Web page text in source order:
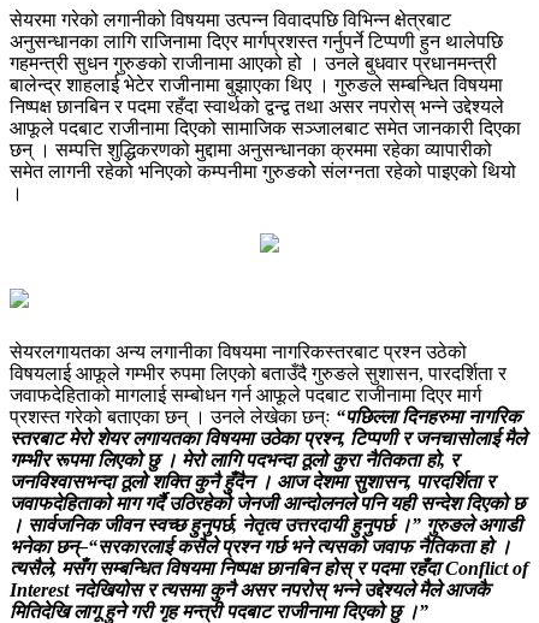
सेयरमा गरेको लगानीको विषयमा उत्पन्न विवादपछि विभिन्न क्षेत्रबाट
अनुसन्धानका लागि राजिनामा दिएर मार्गप्रशस्त गर्नुपर्ने टिप्पणी हुन थालेपछि
गहमन्त्री सुधन गुरुङको राजीनामा आएको हो । उनले बुधवार प्रधानमन्त्री
बालेन्द्र शाहलाई भेटेर राजीनामा बुझाएका थिए । गुरुङले सम्बन्धित विषयमा
निष्पक्ष छानबिन र पदमा रहँदा स्वार्थको द्वन्द्व तथा असर नपरोस् भन्ने उद्देश्यले
आफूले पदबाट राजीनामा दिएको सामाजिक सञ्जालबाट समेत जानकारी दिएका
छन् । सम्पत्ति शुद्धिकरणको मुद्दामा अनुसन्धानका क्रममा रहेका व्यापारीको
समेत लागनी रहेको भनिएको कम्पनीमा गुरुङकोे संलग्नता रहेको पाइएको थियो
।
सेयरलगायतका अन्य लगानीका विषयमा नागरिकस्तरबाट प्रश्न उठेको
विषयलाई आफूले गम्भीर रुपमा लिएको बताउँदै गुरुङले सुशासन, पारदर्शिता र
जवाफदेहिताको मागलाई सम्बोधन गर्न आफूले पदबाट राजीनामा दिएर मार्ग
प्रशस्त गरेको बताएका छन् । उनले लेखेका छन्ः “पछिल्ला दिनहरुमा नागरिक
स्तरबाट मेरो शेयर लगायतका विषयमा उठेका प्रश्न, टिप्पणी र जनचासोलाई मैले
गम्भीर रूपमा लिएको छु । मेरो लागि पदभन्दा ठूलो कुरा नैतिकता हो, र
जनविश्वासभन्दा ठूलो शक्ति कुनै हुँदैन । आज देशमा सुशासन, पारदर्शिता र
जवाफदेहिताको माग गर्दै उठिरहेको जेनजी आन्दोलनले पनि यही सन्देश दिएको छ
। सार्वजनिक जीवन स्वच्छ हुनुपर्छ, नेतृत्व उत्तरदायी हुनुपर्छ ।” गुरुङले अगाडी
भनेका छन्–“सरकारलाई कसैले प्रश्न गर्छ भने त्यसको जवाफ नैतिकता हो ।
त्यसैले, मसँग सम्बन्धित विषयमा निष्पक्ष छानबिन होस् र पदमा रहँदा Conflict of
Interest नदेखियोस र त्यसमा कुनै असर नपरोस् भन्ने उद्देश्यले मैले आजकै
मितिदेखि लागू हुने गरी गृह मन्त्री पदबाट राजीनामा दिएको छु ।”